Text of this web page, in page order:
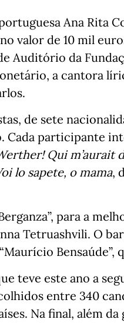
Ana Rita
valor de 10 mil
Auditório da
a cantora
de sete
Cada participante
Qui m’aurait
lo sapete, o mama,
para a
Tetruashvili. O
teve este ano a
entre 340
Na final, além